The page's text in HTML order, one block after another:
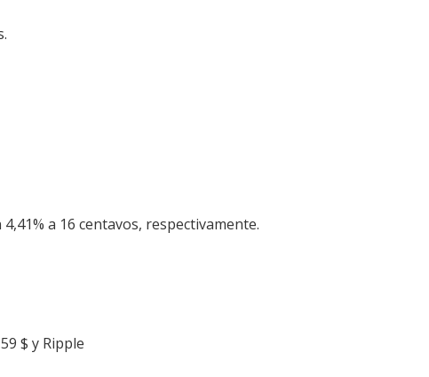
a 16 centavos, respectivamente.
$ y Ripple